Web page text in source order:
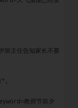
",
教师节前夕